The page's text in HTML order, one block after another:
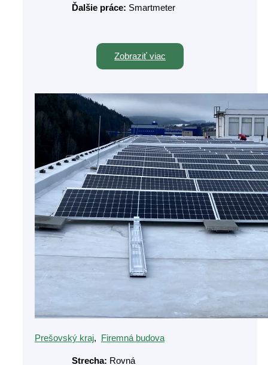
Ďalšie práce: Smartmeter
Zobraziť viac
Prešovský kraj, Firemná budova
Strecha: Rovná